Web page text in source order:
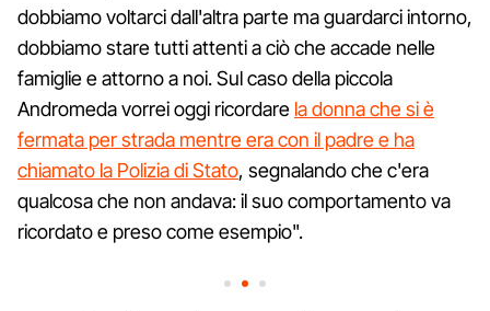
dobbiamo voltarci dall'altra parte ma guardarci intorno,
dobbiamo stare tutti attenti a ciò che accade nelle
famiglie e attorno a noi. Sul caso della piccola
Andromeda vorrei oggi ricordare la donna che si è
fermata per strada mentre era con il padre e ha
chiamato la Polizia di Stato, segnalando che c'era
qualcosa che non andava: il suo comportamento va
ricordato e preso come esempio".